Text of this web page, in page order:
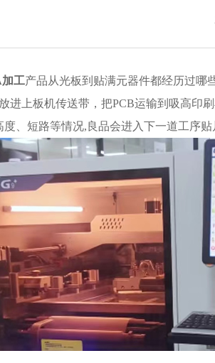
工产品从光板到贴满元器件都经历过哪
进上板机传送带，把PCB运输到吸高印
度、短路等情况,良品会进入下一道工序贴